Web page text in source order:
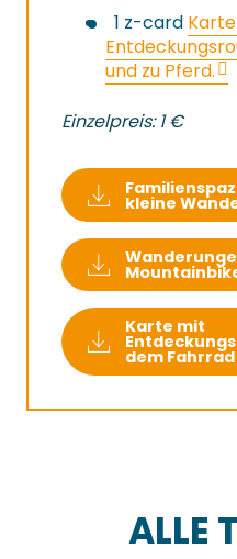
1 z-card
und zu Pferd.
Einzelpreis: 1 €
kleine
Karte mit
dem
ALLE